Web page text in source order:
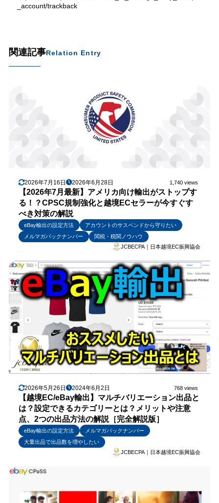
_account/trackback
関連記事Relation Entry
2026年7月16日 2026年6月28日 1,740 views
【2026年7月最新】アメリカ向け輸出がストップす
る！？CPSC規制強化と越境ECセラーが今すぐす
べき対策の解説
eBay輸出の設定方法
アカウントのサスペンドから守りたい
メルマガバックナンバー
関税・税関ノウハウ
JCBECPA｜日本越境EC振興協会
2026年5月26日 2024年6月2日 768 views
【越境EC/eBay輸出】マルチバリエーション出品と
は？設定できるカテゴリーとは？メリットや注意
点、2つの出品方法の解説［完全解説版］
eBay輸出の設定方法
メルマガバックナンバー
大量出品で出品数を増やしたい
JCBECPA｜日本越境EC振興協会